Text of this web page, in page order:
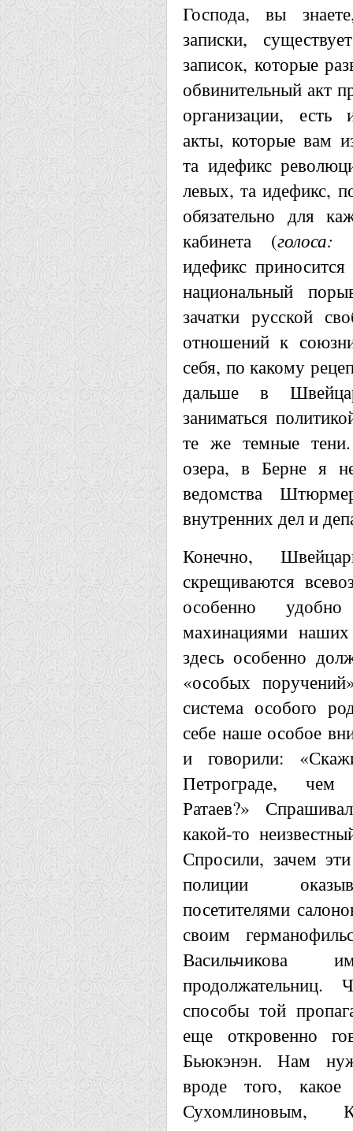
Господа, вы
записки,
записок, которые
обвинительный акт
организации, есть
акты, которые вам
та идефикс
левых, та идефикс,
обязательно для
кабинета (голоса:
идефикс
национальный
зачатки русской
отношений к
себя, по какому
дальше в
заниматься
те же темные
озера, в Берне я
ведомства
внутренних дел и
Конечно,
скрещиваются
особенно
махинациями
здесь особенно
«особых
система особого
себе наше особое
и говорили:
Петрограде, чем
Ратаев?»
какой-то
Спросили, зачем
полиции
посетителями
своим
способы той
еще откровенно
Бьюкэнэн. Нам
вроде того,
Сухомлиновым,